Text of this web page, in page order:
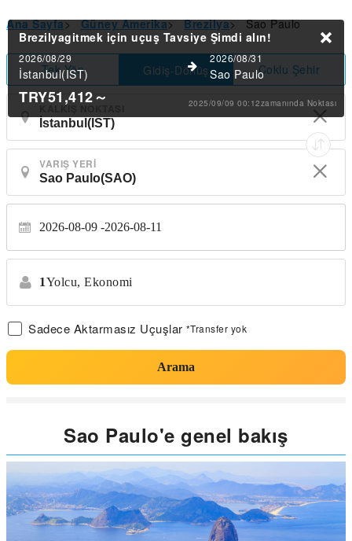
Ana Sayfa> Güney Amerika> Brezilya> Sao Paulo
Tek Yön Gidiş-Dönüş Çoklu Şehir
KALKIŞ NOKTASI
VARIŞ YERI
2026-08-09 2026-08-11
1Yolcu, Ekonomi
Sadece Aktarmasız Uçuşlar *Transfer yok
Arama
Brezilyagitmek için uçuş Tavsiye Şimdi alın!
2026/08/29
İstanbul(IST)
2026/08/31
Sao Paulo
TRY51,412～ 2025/09/09 00:12zamanında Noktası
Sao Paulo'e genel bakış